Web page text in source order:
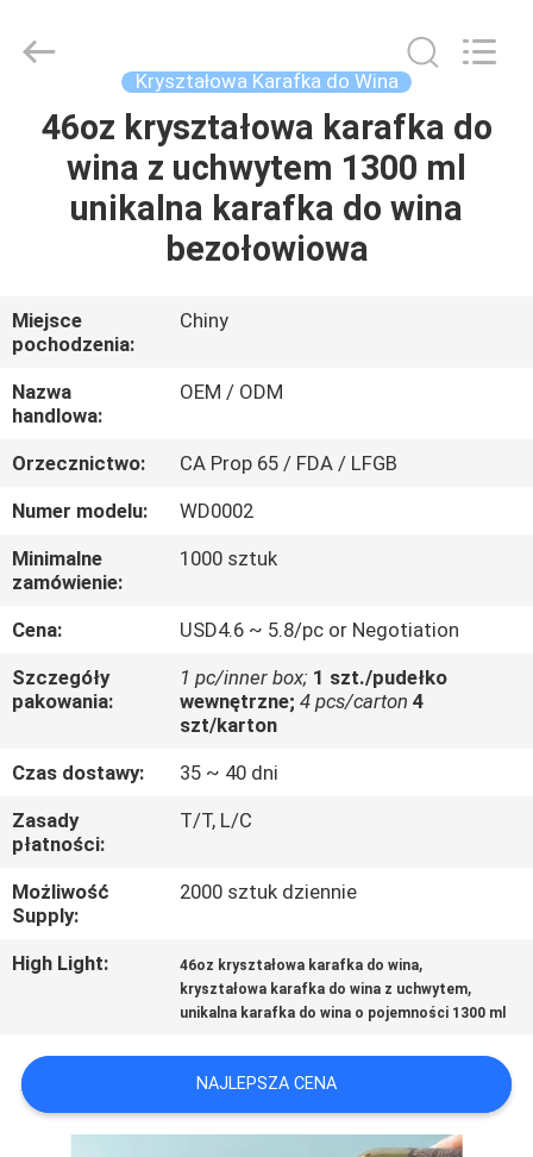
DOM
PRODUKTY
O
NAS
WYCIECZKA
PO
FABRYCE
KONTROLA
JAKOŚCI
SKONTAKTUJ
SIĘ
Z
NAMI
PRIVACY
POLICY
PRODUCTS
Reserved.
Kryształowa Karafka do Wina
46oz kryształowa karafka do
wina z uchwytem 1300 ml
unikalna karafka do wina
bezołowiowa
Miejsce
pochodzenia:
Chiny
Nazwa
handlowa:
OEM / ODM
Orzecznictwo:
CA Prop 65 / FDA / LFGB
Numer modelu:
WD0002
Minimalne
zamówienie:
1000 sztuk
Cena:
USD4.6 ~ 5.8/pc or Negotiation
Szczegóły
pakowania:
1 pc/inner box; 1 szt./pudełko
wewnętrzne; 4 pcs/carton 4
szt/karton
Czas dostawy:
35 ~ 40 dni
Zasady
płatności:
T/T, L/C
Możliwość
Supply:
2000 sztuk dziennie
High Light: 46oz kryształowa karafka do wina,
kryształowa karafka do wina z uchwytem,
​​unikalna karafka do wina o pojemności 1300 ml
NAJLEPSZA CENA